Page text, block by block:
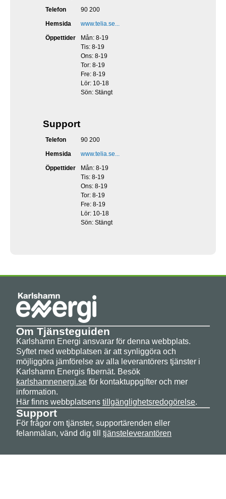
Telefon
90 200
Hemsida
www.telia.se...
Öppettider
Mån: 8-19
Tis: 8-19
Ons: 8-19
Tor: 8-19
Fre: 8-19
Lör: 10-18
Sön: Stängt
Support
Telefon
90 200
Hemsida
www.telia.se...
Öppettider
Mån: 8-19
Tis: 8-19
Ons: 8-19
Tor: 8-19
Fre: 8-19
Lör: 10-18
Sön: Stängt
Om Tjänsteguiden
Karlshamn Energi ansvarar för denna webbplats.
Syftet med webbplatsen är att synliggöra och
möjliggöra jämförelse av alla leverantörers tjänster i
Karlshamn Energis fibernät. Besök
karlshamnenergi.se för kontaktuppgifter och mer
information.
Här finns webbplatsens tillgänglighetsredogörelse.
Support
För frågor om tjänster, supportärenden eller
felanmälan, vänd dig till tjänsteleverantören